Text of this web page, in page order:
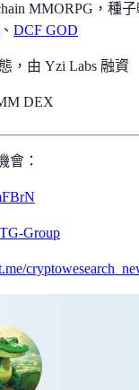
MMORPG，種
、 DCF GOD
，由 Yzi Labs 融資
DEX
會：
Group